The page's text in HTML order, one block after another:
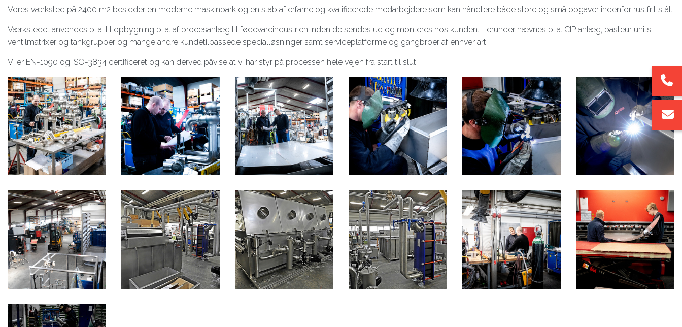
Vores værksted på 2400 m2 besidder en moderne maskinpark og en stab af erfarne og kvalificerede medarbejdere som kan håndtere både store og små opgaver indenfor rustfrit stål.
Værkstedet anvendes bl.a. til opbygning bl.a. af procesanlæg til fødevareindustrien inden de sendes ud og monteres hos kunden. Herunder nævnes bl.a. CIP anlæg, pasteur units,
ventilmatrixer og tankgrupper og mange andre kundetilpassede specialløsninger samt serviceplatforme og gangbroer af enhver art.
Vi er EN-1090 og ISO-3834 certificeret og kan derved påvise at vi har styr på processen hele vejen fra start til slut.